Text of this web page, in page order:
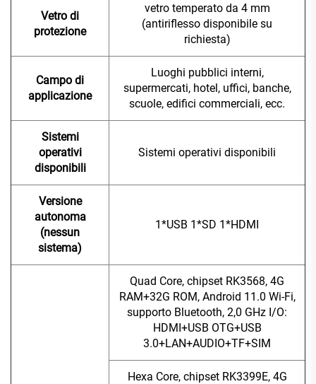
Vetro di
protezione
vetro temperato da 4 mm
(antiriflesso disponibile su
richiesta)
Campo di
applicazione
Luoghi pubblici interni,
supermercati, hotel, uffici, banche,
scuole, edifici commerciali, ecc.
Sistemi
operativi
disponibili
Sistemi operativi disponibili
Versione
autonoma
(nessun
sistema)
1*USB 1*SD 1*HDMI
Quad Core, chipset RK3568, 4G
RAM+32G ROM, Android 11.0 Wi-Fi,
supporto Bluetooth, 2,0 GHz I/O:
HDMI+USB OTG+USB
3.0+LAN+AUDIO+TF+SIM
Hexa Core, chipset RK3399E, 4G